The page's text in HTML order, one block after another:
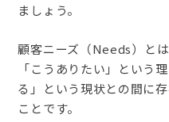
ましょう。
顧客ニーズ（Needs）と
「こうありたい」という
る」という現状との間に
ことです。